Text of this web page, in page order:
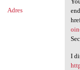
Adres
I